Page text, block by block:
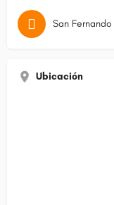
San
Ubicación